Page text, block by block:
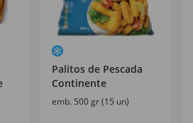
Palitos de Pescada
Continente
emb. 500 gr (15 un)